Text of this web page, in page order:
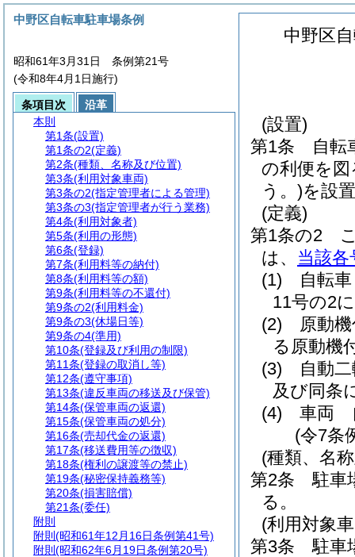
中野区
(設置)
第1条
自転
の利便を
う。)を設
(定義)
第1条の2
は、 当該各
(1)
自転
11号の2
(2)
原動
る原動機
(3)
自動
及び同条
(4)
車両
(令7条
(種類、名
第2条
駐車
る。
(利用対象
第3条
駐車
中野区自転車駐車場条例
昭和61年3月31日 条例第21号
(令和8年4月1日施行)
条項目次
沿革
本則
第1条(設置)
第1条の2(定義)
第2条(種類、名称及び位置)
第3条(利用対象車両)
第3条の2(指定管理者による管理)
第3条の3(指定管理者が行う業務)
第4条(利用対象者)
第5条(利用の形態)
第6条(登録)
第7条(利用料等の納付)
第8条(利用料等の額)
第9条(利用料等の不還付)
第9条の2(利用料金)
第9条の3(休場日等)
第9条の4(準用)
第10条(登録及び利用の制限)
第11条(登録の取消し等)
第12条(遵守事項)
第13条(違反車両の移送及び保管)
第14条(保管車両の返還)
第15条(保管車両の処分)
第16条(売却代金の返還)
第17条(移送費用等の徴収)
第18条(権利の譲渡等の禁止)
第19条(秘密保持義務等)
第20条(損害賠償)
第21条(委任)
附則
附則 (昭和61年12月16日条例第41号)
附則 (昭和62年6月19日条例第20号)